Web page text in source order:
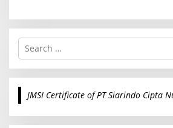
S
r
c
o
JMSI Certificate of PT Siarindo Cipta